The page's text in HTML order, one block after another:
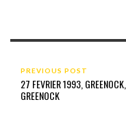
PREVIOUS POST
27 FEVRIER 1993,
GREENOCK